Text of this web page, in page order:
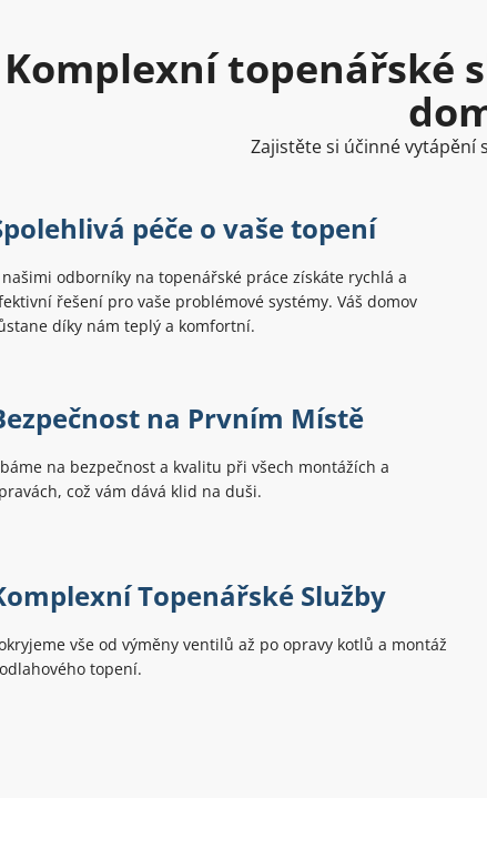
Komplexní topenářské
Zajistěte si účinné
péče o vaše topení
našimi odborníky na topenářské práce získáte rychlá a
řešení pro vaše problémové systémy. Váš domov
díky nám teplý a komfortní.
na Prvním Místě
na bezpečnost a kvalitu při všech montážích a
což vám dává klid na duši.
Topenářské Služby
vše od výměny ventilů až po opravy kotlů a montáž
topení.